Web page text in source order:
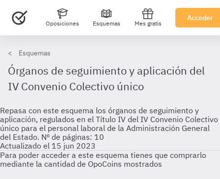
Oposiciones Esquemas Mes gratis
Acceder
Esquemas
Órganos de seguimiento y aplicación del
IV Convenio Colectivo único
Repasa con este esquema los órganos de seguimiento y
aplicación, regulados en el Título IV del IV Convenio Colectivo
único para el personal laboral de la Administración General
del Estado. Nº de páginas: 10
Actualizado el 15 jun 2023
Para poder acceder a este esquema tienes que comprarlo
mediante la cantidad de OpoCoins mostrados